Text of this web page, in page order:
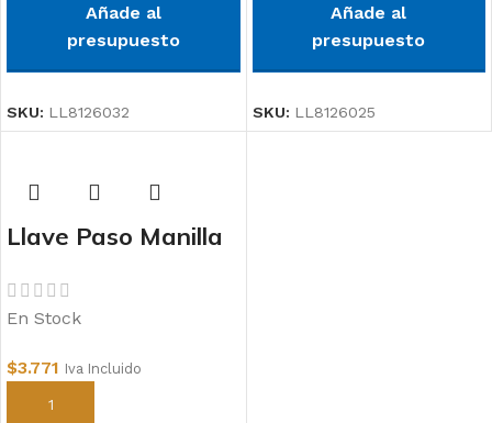
Añade al
presupuesto
SKU: LL8126032
Añade al
presupuesto
SKU: LL8126025
Llave Paso Manilla
PPR
En Stock
$3.771 Iva Incluido
Añadir al carrito